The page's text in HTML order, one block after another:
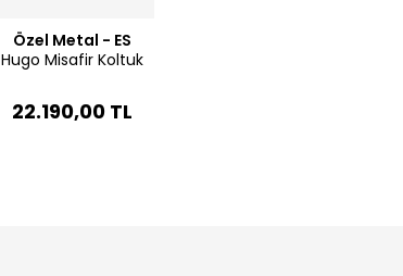
Özel Metal - ES
Hugo Misafir Koltuk
22.190,00 TL